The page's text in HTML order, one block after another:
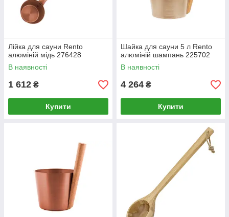
Лійка для сауни Rento
алюміній мідь 276428
В наявності
1 612 ₴
Купити
Шайка для сауни 5 л Rento
алюміній шампань 225702
В наявності
4 264 ₴
Купити